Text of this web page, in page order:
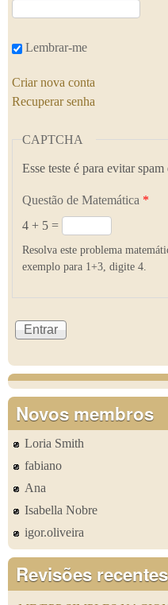
Lembrar-me
Criar nova conta
Recuperar senha
CAPTCHA
Esse teste é para evitar spam
Questão de Matemática *
4 + 5 =
Resolva este problema
exemplo para 1+3, digite 4.
Novos membros
Loria Smith
fabiano
Ana
Isabella Nobre
igor.oliveira
Revisões recentes